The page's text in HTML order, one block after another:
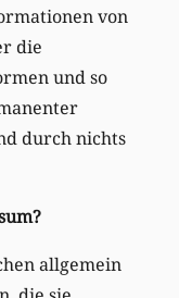
von
die
und so
durch nichts
allgemein